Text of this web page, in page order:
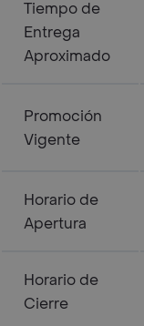
Tiempo de
Entrega
Aproximado
Promoción
Vigente
Horario de
Apertura
Horario de
Cierre